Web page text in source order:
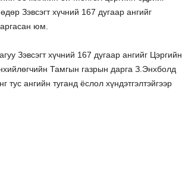
Зэвсэгт хүчний 167 дугаар ангийг
юм.
Зэвсэгт хүчний 167 дугаар ангийг Цэргийн
Тамгын газрын дарга З.Энхболд
ангийн туганд ёслол хүндэтгэлтэйгээр